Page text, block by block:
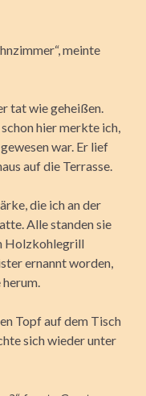
meinte
tat wie geheißen.
hier merkte ich,
war. Er lief
auf die Terrasse.
die ich an der
Alle standen sie
Holzkohlegrill
ernannt worden,
Topf auf dem Tisch
sich wieder unter